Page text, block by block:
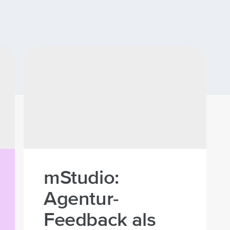
mStudio:
Agentur-
Feedback als